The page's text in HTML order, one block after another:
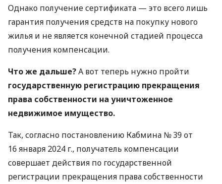
Однако получение сертификата — это всего лишь
гарантия получения средств на покупку нового
жилья и не является конечной стадией процесса
получения компенсации.
Что же дальше?А вот теперь нужно пройти
государственную регистрацию прекращения
права собственности на уничтоженное
недвижимое имущество.
Так, согласно постановлению Кабмина № 39 от
16 января 2024 г., получатель компенсации
совершает действия по государственной
регистрации прекращения права собственности